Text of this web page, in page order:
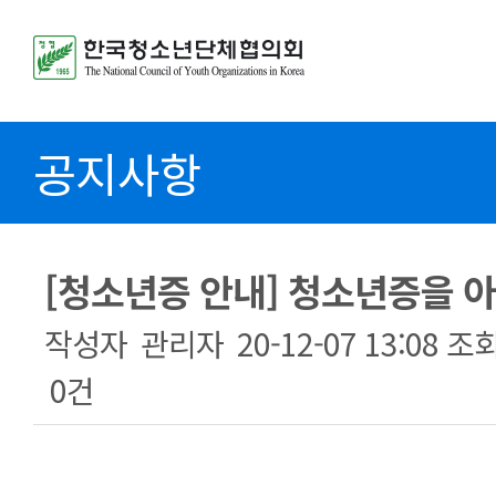
공지사항
[청소년증 안내] 청소년증을
작성자 관리자 20-12-07 13:08 조
0건